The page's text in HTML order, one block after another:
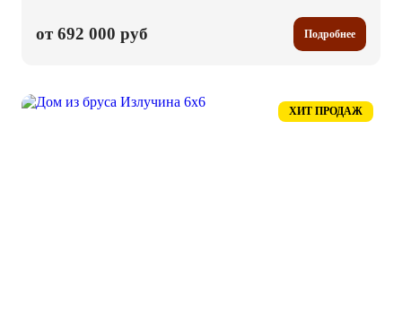
от 692 000 руб Подробнее
ХИТ ПРОДАЖ